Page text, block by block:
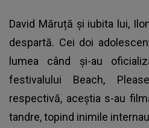
David Măruță și iubita lui,
despartă. Cei doi
lumea când și-au
festivalului Beach,
respectivă, aceștia s-au
tandre, topind inimile